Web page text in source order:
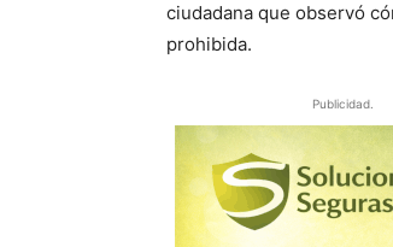
ciudadana que observó
prohibida.
Publicidad.